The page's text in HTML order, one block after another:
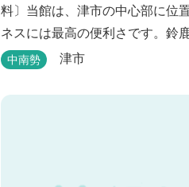
料〕当館は、津市の中心部に位
ネスには最高の便利さです。鈴
お車で30分とレジャーの宿泊に
中南勢 津市